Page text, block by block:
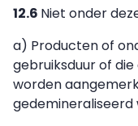
12.6 Niet onder
a) Producten of
gebruiksduur of
worden